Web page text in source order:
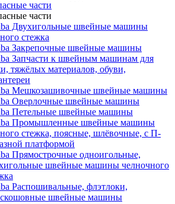
части
части
Двухигольные швейные машины
стежка
Закрепочные швейные машины
Запчасти к швейным машинам для
тяжёлых материалов, обуви,
Мешкозашивочные швейные машины
Оверлочные швейные машины
Петельные швейные машины
Промышленные швейные машины
стежка, поясные, шлёвочные, с П-
платформой
Прямострочные одноигольные,
швейные машины челночного
Распошивальные, флэтлоки,
швейные машины